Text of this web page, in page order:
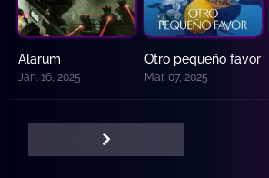
Alarum
Jan. 16, 2025
3.1
Otro pequeño favor
Mar. 07, 2025